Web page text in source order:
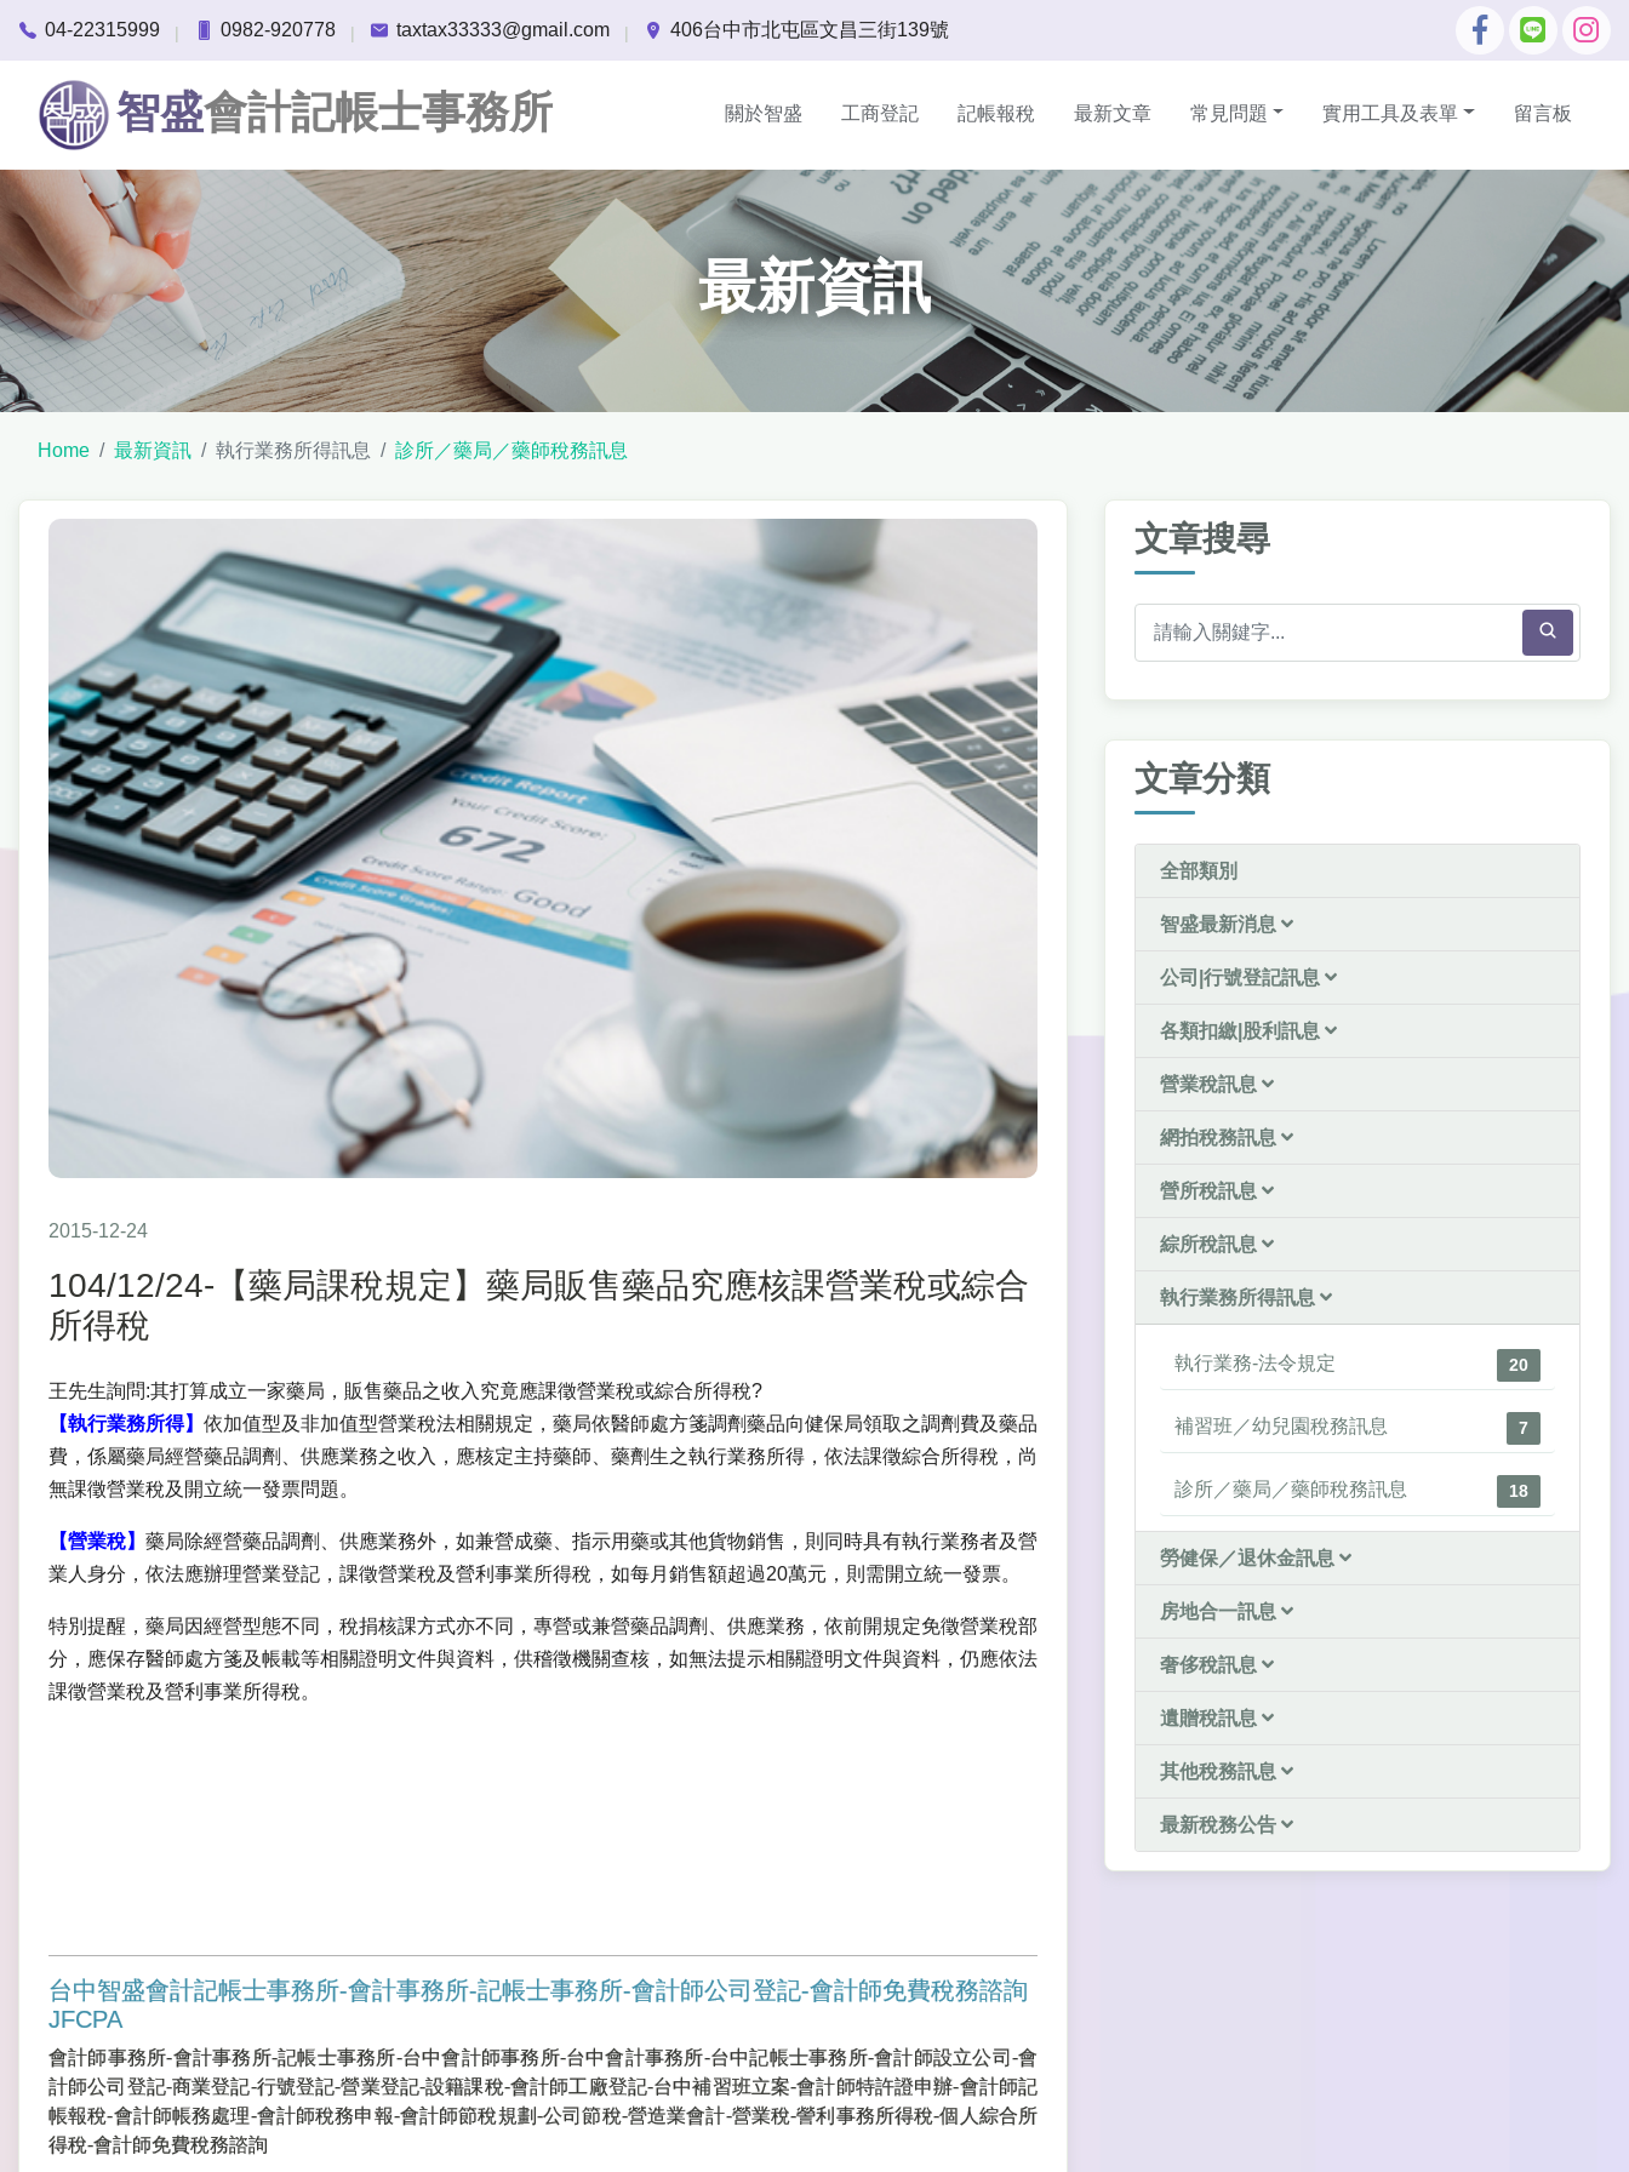
04-22315999 | 0982-920778 | taxtax33333@gmail.com | 406台中市北屯區文昌三街139號
智盛會計記帳士事務所 關於智盛 工商登記 記帳報稅 最新文章 常見問題 實用工具及表單 留言板
最新資訊
Home 最新資訊 執行業務所得訊息 診所／藥局／藥師稅務訊息
2015-12-24
104/12/24-【藥局課稅規定】藥局販售藥品究應核課營業稅或綜合
所得稅
王先生詢問:其打算成立一家藥局，販售藥品之收入究竟應課徵營業稅或綜合所得稅?
【執行業務所得】 依加值型及非加值型營業稅法相關規定，藥局依醫師處方箋調劑藥品向健保局領取之調劑費及藥品
費，係屬藥局經營藥品調劑、供應業務之收入，應核定主持藥師、藥劑生之執行業務所得，依法課徵綜合所得稅，尚
無課徵營業稅及開立統一發票問題。
【營業稅】 藥局除經營藥品調劑、供應業務外，如兼營成藥、指示用藥或其他貨物銷售，則同時具有執行業務者及營
業人身分，依法應辦理營業登記，課徵營業稅及營利事業所得稅，如每月銷售額超過20萬元，則需開立統一發票。
特別提醒，藥局因經營型態不同，稅捐核課方式亦不同，專營或兼營藥品調劑、供應業務，依前開規定免徵營業稅部
分，應保存醫師處方箋及帳載等相關證明文件與資料，供稽徵機關查核，如無法提示相關證明文件與資料，仍應依法
課徵營業稅及營利事業所得稅。
台中智盛會計記帳士事務所-會計事務所-記帳士事務所-會計師公司登記-會計師免費稅務諮詢
JFCPA
會計師事務所-會計事務所-記帳士事務所-台中會計師事務所-台中會計事務所-台中記帳士事務所-會計師設立公司-會
計師公司登記-商業登記-行號登記-營業登記-設籍課稅-會計師工廠登記-台中補習班立案-會計師特許證申辦-會計師記
帳報稅-會計師帳務處理-會計師稅務申報-會計師節稅規劃-公司節稅-營造業會計-營業稅-謍利事務所得稅-個人綜合所
得稅-會計師免費稅務諮詢
文章搜尋
文章分類
全部類別
智盛最新消息
公司|行號登記訊息
各類扣繳|股利訊息
營業稅訊息
網拍稅務訊息
營所稅訊息
綜所稅訊息
執行業務所得訊息
執行業務-法令規定 20
補習班／幼兒園稅務訊息 7
診所／藥局／藥師稅務訊息 18
勞健保／退休金訊息
房地合一訊息
奢侈稅訊息
遺贈稅訊息
其他稅務訊息
最新稅務公告